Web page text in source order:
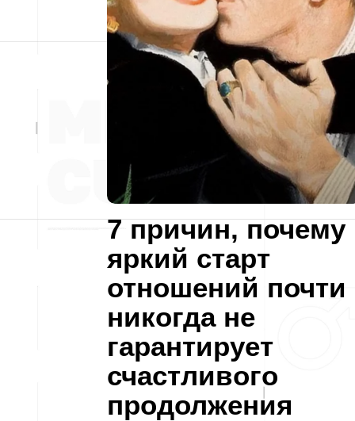
7 причин, почему
яркий старт
отношений почти
никогда не
гарантирует
счастливого
продолжения